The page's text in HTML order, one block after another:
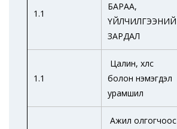
1.1
БАРАА,
ҮЙЛЧИЛГЭЭНИЙ
ЗАРДАЛ
1.1
Цалин, хөлс
болон нэмэгдэл
урамшил
Ажил олгогчоос